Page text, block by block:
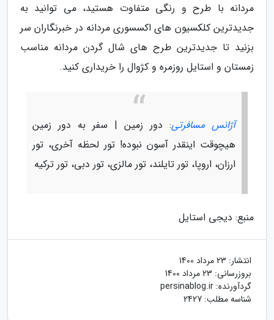
مردانه با طرح و رنگی متفاوت هستید، می توانید به
جدیدترین کلکسیون های اکسسوری مردانه در خبرنگاران سر
بزنید تا جدیدترین طرح های شال گردن مردانه مناسب
زمستان و استایل روزمره و کژوال را خریداری کنید.
آژانس مسافرتی: دور زمین | سفر به دور زمین
هیچوقت اینقدر آسون نبوده! تور لحظه آخری، تور
ارزان، اروپا، تور تایلند، تور مالزی، تور دبی، تور ترکیه
منبع: دیجی استایل
انتشار: 23 مرداد 1400
بروزرسانی: 23 مرداد 1400
گردآورنده: persinablog.ir
شناسه مطلب: 2427